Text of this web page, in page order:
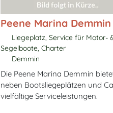
Peene Marina Demmin
Liegeplatz, Service für Motor-
Segelboote, Charter
Demmin
Die Peene Marina Demmin
neben Bootsliegeplätzen und
vielfältige Serviceleistungen.